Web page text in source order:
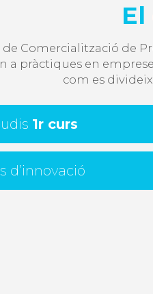
de Comercialització de
a pràctiques en
com es
1r curs
d’innovació